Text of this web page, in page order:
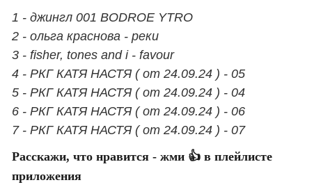
1 - джингл 001 BODROE YTRO
2 - ольга краснова - реки
3 - fisher, tones and i - favour
4 - РКГ КАТЯ НАСТЯ ( от 24.09.24 ) - 05
5 - РКГ КАТЯ НАСТЯ ( от 24.09.24 ) - 04
6 - РКГ КАТЯ НАСТЯ ( от 24.09.24 ) - 06
7 - РКГ КАТЯ НАСТЯ ( от 24.09.24 ) - 07
Расскажи, что нравится - жми 👍 в плейлисте
приложения